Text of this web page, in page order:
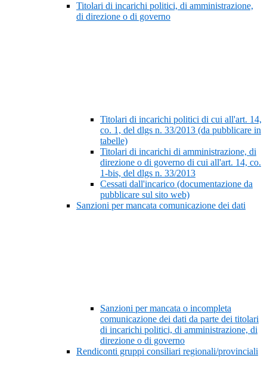
Titolari di incarichi politici, di amministrazione,
di direzione o di governo
Titolari di incarichi politici di cui all'art. 14,
co. 1, del dlgs n. 33/2013 (da pubblicare in
tabelle)
Titolari di incarichi di amministrazione, di
direzione o di governo di cui all'art. 14, co.
1-bis, del dlgs n. 33/2013
Cessati dall'incarico (documentazione da
pubblicare sul sito web)
Sanzioni per mancata comunicazione dei dati
Sanzioni per mancata o incompleta
comunicazione dei dati da parte dei titolari
di incarichi politici, di amministrazione, di
direzione o di governo
Rendiconti gruppi consiliari regionali/provinciali